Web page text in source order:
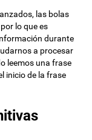
las bolas
lo que es
durante
a procesar
leemos una frase
inicio de la frase